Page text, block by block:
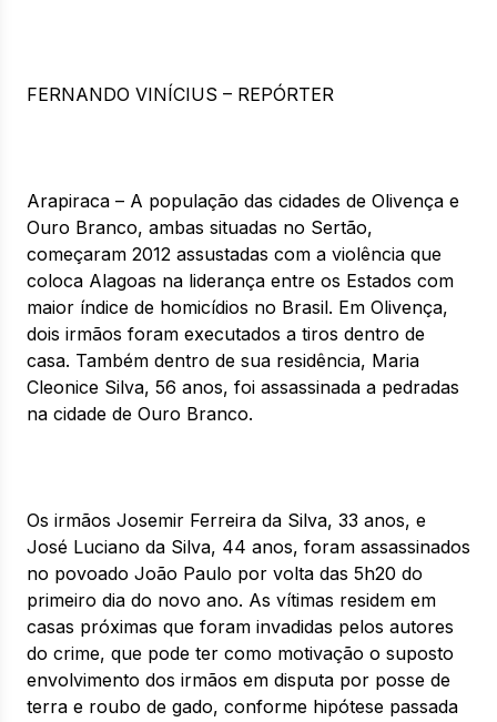
FERNANDO VINÍCIUS – REPÓRTER
Arapiraca – A população das cidades de Olivença e
Ouro Branco, ambas situadas no Sertão,
começaram 2012 assustadas com a violência que
coloca Alagoas na liderança entre os Estados com
maior índice de homicídios no Brasil. Em Olivença,
dois irmãos foram executados a tiros dentro de
casa. Também dentro de sua residência, Maria
Cleonice Silva, 56 anos, foi assassinada a pedradas
na cidade de Ouro Branco.
Os irmãos Josemir Ferreira da Silva, 33 anos, e
José Luciano da Silva, 44 anos, foram assassinados
no povoado João Paulo por volta das 5h20 do
primeiro dia do novo ano. As vítimas residem em
casas próximas que foram invadidas pelos autores
do crime, que pode ter como motivação o suposto
envolvimento dos irmãos em disputa por posse de
terra e roubo de gado, conforme hipótese passada